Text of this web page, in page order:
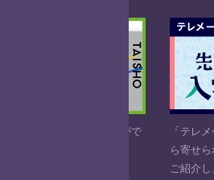
学の資料を請求することがで
「テレ
ら寄せ
ご紹介し